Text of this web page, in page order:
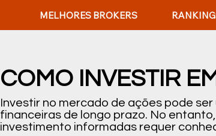
MELHORES BROKERS
COMO INVESTIR
Investir no mercado de ações pode
financeiras de longo prazo. No
investimento informadas requer